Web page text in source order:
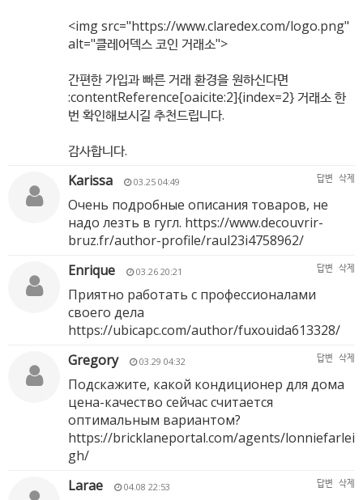
<img src="https://www.claredex.com/logo.png"
alt="클레어덱스 코인 거래소">
간편한 가입과 빠른 거래 환경을 원하신다면
:contentReference[oaicite:2]{index=2} 거래소 한
번 확인해보시길 추천드립니다.
감사합니다.
Karissa
03.25 04:49 답변 삭제
Очень подробные описания товаров, не
надо лезть в гугл. https://www.decouvrir-
bruz.fr/author-profile/raul23i4758962/
Enrique
03.26 20:21 답변 삭제
Приятно работать с профессионалами
своего дела
https://ubicapc.com/author/fuxouida613328/
Gregory
03.29 04:32 답변 삭제
Подскажите, какой кондиционер для дома
цена-качество сейчас считается
оптимальным вариантом?
https://bricklaneportal.com/agents/lonniefarlei
gh/
Larae
04.08 22:53 답변 삭제